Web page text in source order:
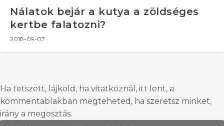
Nálatok bejár a kutya a zöldséges
kertbe falatozni?
2018-09-07
Ha tetszett, lájkold, ha vitatkoznál, itt lent, a
kommentablakban megteheted, ha szeretsz minket,
irány a megosztás.